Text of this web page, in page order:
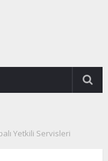
Yetkili Servisleri